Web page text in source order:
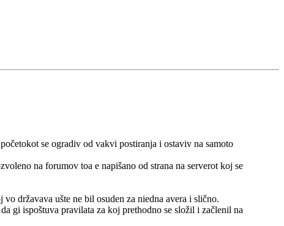
se ogradiv od vakvi postiranja i ostaviv na samoto
na forumov toa e napišano od strana na serverot koj se
državava ušte ne bil osuden za niedna avera i slično.
gi ispoštuva pravilata za koj prethodno se složil i začlenil na